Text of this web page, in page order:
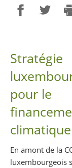
Stratégie
pour le
En amont de la
luxembourgeois